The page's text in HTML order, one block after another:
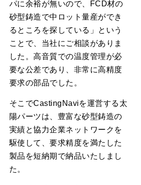
パに余裕が無いので、FCD材の
砂型鋳造で中ロット量産ができ
るところを探している」という
ことで、当社にご相談がありま
した。高音質での温度管理が必
要な公差であり、非常に高精度
要求の部品でした。
そこでCastingNaviを運営する太
陽パーツは、豊富な砂型鋳造の
実績と協力企業ネットワークを
駆使して、要求精度を満たした
製品を短納期で納品いたしまし
た。